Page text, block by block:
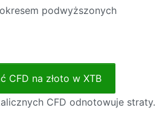
podwyższonych
CFD na złoto w XTB
CFD odnotowuje straty.